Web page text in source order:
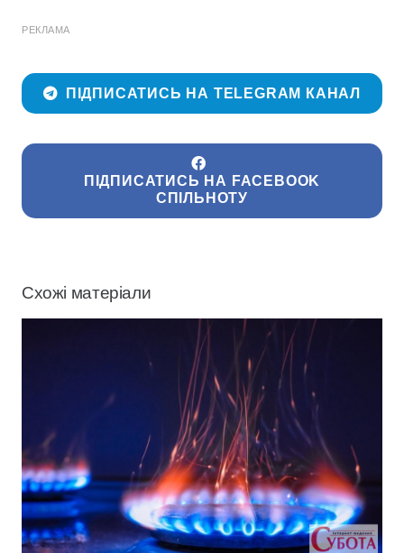
РЕКЛАМА
ПІДПИСАТИСЬ НА TELEGRAM КАНАЛ
ПІДПИСАТИСЬ НА FACEBOOK
СПІЛЬНОТУ
Схожі матеріали